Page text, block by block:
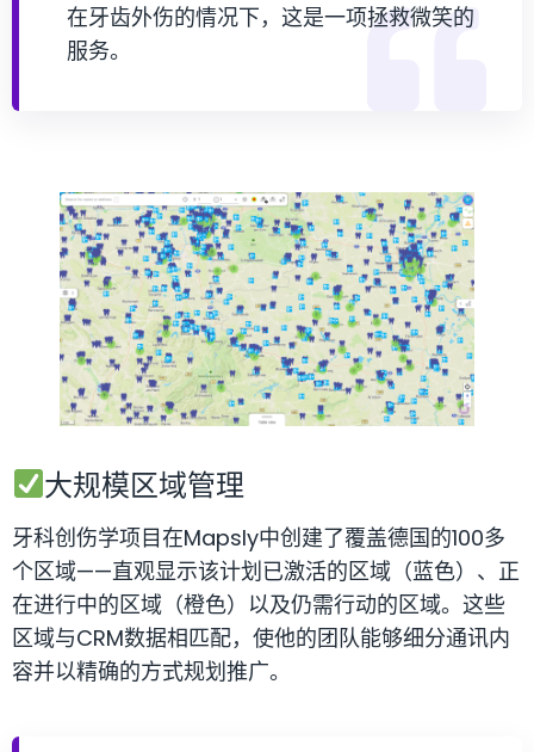
在牙齿外伤的情况下，这是一项拯救微笑的
服务。
大规模区域管理
牙科创伤学项目在Mapsly中创建了覆盖德国的100多
个区域——直观显示该计划已激活的区域（蓝色）、正
在进行中的区域（橙色）以及仍需行动的区域。这些
区域与CRM数据相匹配，使他的团队能够细分通讯内
容并以精确的方式规划推广。